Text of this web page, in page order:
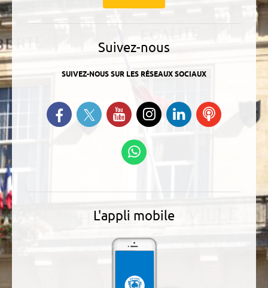
Suivez-nous
SUIVEZ-NOUS SUR LES RÉSEAUX SOCIAUX
Retrouvez-nous sur Facebook
Suivez-nous sur Twitter
Suivez-nous sur YouTube
Suivez-nous sur
Instagram
Retrouvez-
nous sur
Ecoutez
L'appli mobile